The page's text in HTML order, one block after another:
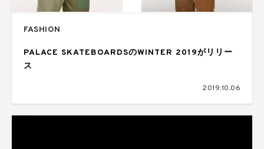
FASHION
PALACE SKATEBOARDSのWINTER 2019がリリー
ス
2019.10.06